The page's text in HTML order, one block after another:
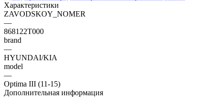
Характеристики
ZAVODSKOY_NOMER
—
868122T000
brand
—
HYUNDAI/KIA
model
—
Optima III (11-15)
Дополнительная информация